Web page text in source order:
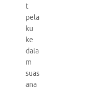
t
pela
ku
ke
dala
m
suas
ana